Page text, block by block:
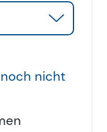
nicht